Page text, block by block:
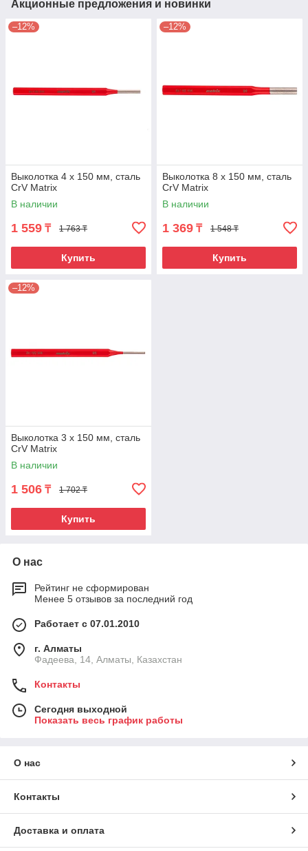
Акционные предложения и новинки
–12%
Выколотка 4 x 150 мм, сталь
CrV Matrix
В наличии
1 559 ₸ 1 763 ₸
Купить
–12%
Выколотка 8 x 150 мм, сталь
CrV Matrix
В наличии
1 369 ₸ 1 548 ₸
Купить
–12%
Выколотка 3 x 150 мм, сталь
CrV Matrix
В наличии
1 506 ₸ 1 702 ₸
Купить
О нас
Рейтинг не сформирован
Менее 5 отзывов за последний год
Работает с 07.01.2010
г. Алматы
Фадеева, 14, Алматы, Казахстан
Контакты
Сегодня выходной
Показать весь график работы
О нас
Контакты
Доставка и оплата